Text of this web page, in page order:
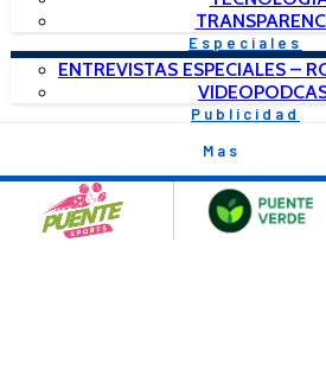
Especiales
ENTREVISTAS ESPECIALES –
Publicidad
Mas